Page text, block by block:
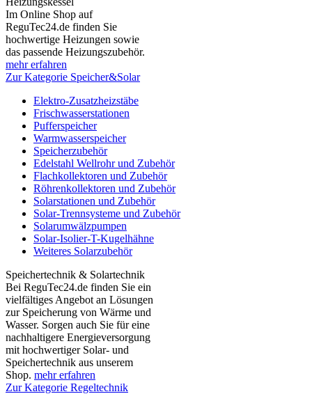
Im Online Shop auf
ReguTec24.de finden Sie
hochwertige Heizungen sowie
das passende Heizungszubehör.
mehr erfahren
Zur Kategorie Speicher&Solar
Elektro-Zusatzheizstäbe
Frischwasserstationen
Pufferspeicher
Warmwasserspeicher
Speicherzubehör
Edelstahl Wellrohr und Zubehör
Flachkollektoren und Zubehör
Röhrenkollektoren und Zubehör
Solarstationen und Zubehör
Solar-Trennsysteme und Zubehör
Solarumwälzpumpen
Solar-Isolier-T-Kugelhähne
Weiteres Solarzubehör
Speichertechnik & Solartechnik
Bei ReguTec24.de finden Sie ein
vielfältiges Angebot an Lösungen
zur Speicherung von Wärme und
Wasser. Sorgen auch Sie für eine
nachhaltigere Energieversorgung
mit hochwertiger Solar- und
Speichertechnik aus unserem
Shop. mehr erfahren
Zur Kategorie Regeltechnik